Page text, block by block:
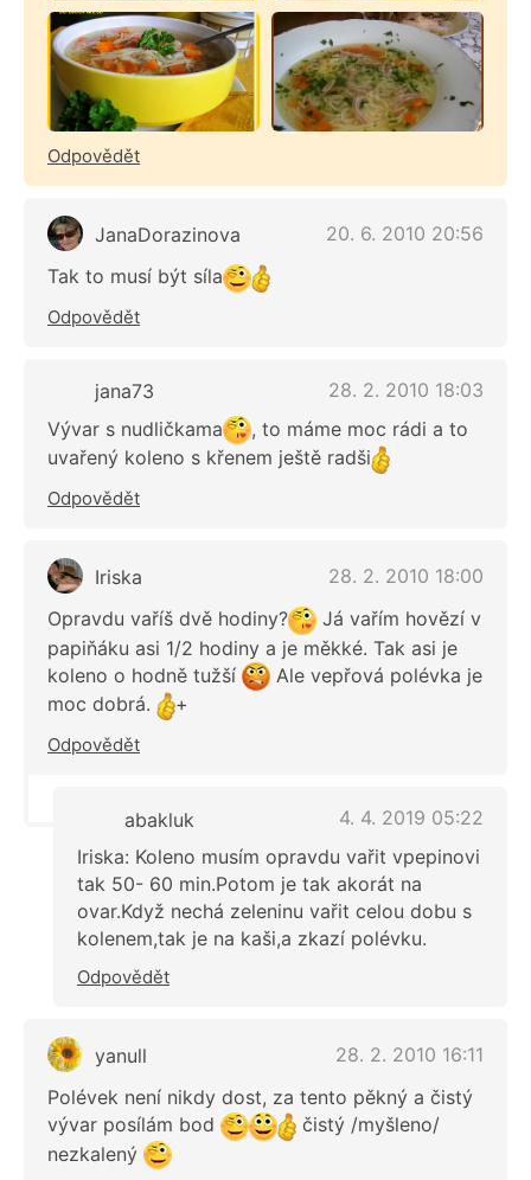
Odpovědět
JanaDorazinova
20. 6. 2010 20:56
Tak to musí být síla
Odpovědět
jana73
28. 2. 2010 18:03
Vývar s nudličkama
, to máme moc rádi a to
uvařený koleno s křenem ještě radši
Odpovědět
Iriska
28. 2. 2010 18:00
Opravdu vaříš dvě hodiny?
Já vařím hovězí v
papiňáku asi 1/2 hodiny a je měkké. Tak asi je
koleno o hodně tužší
Ale vepřová polévka je
moc dobrá.
+
Odpovědět
abakluk
4. 4. 2019 05:22
Iriska: Koleno musím opravdu vařit vpepinovi
tak 50- 60 min.Potom je tak akorát na
ovar.Když nechá zeleninu vařit celou dobu s
kolenem,tak je na kaši,a zkazí polévku.
Odpovědět
yanull
28. 2. 2010 16:11
Polévek není nikdy dost, za tento pěkný a čistý
vývar posílám bod
čistý /myšleno/
nezkalený